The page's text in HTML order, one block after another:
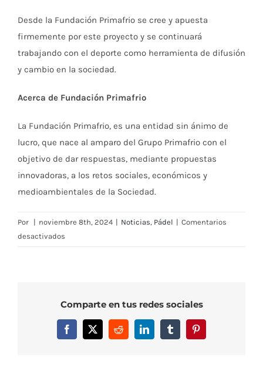
Desde la Fundación Primafrio se cree y apuesta
firmemente por este proyecto y se continuará
trabajando con el deporte como herramienta de difusión
y cambio en la sociedad.
Acerca de Fundación Primafrio
La Fundación Primafrio, es una entidad sin ánimo de
lucro, que nace al amparo del Grupo Primafrio con el
objetivo de dar respuestas, mediante propuestas
innovadoras, a los retos sociales, económicos y
medioambientales de la Sociedad.
Por | noviembre 8th, 2024 | Noticias, Pádel | Comentarios
desactivados
organizado
por
Fundación
Comparte en tus redes sociales
Facebook
X RedditLinkedInTumblrPinterest